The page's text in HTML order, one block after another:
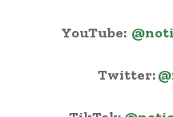
YouTube:
Twitter: